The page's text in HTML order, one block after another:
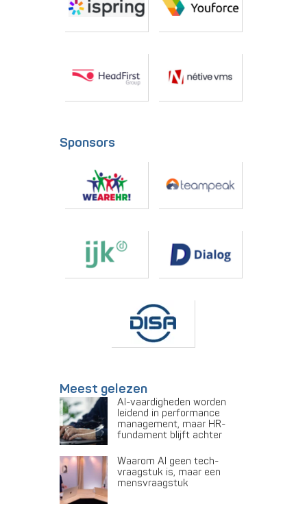
Sponsors
Meest gelezen
AI-vaardigheden worden
leidend in performance
management, maar HR-
fundament blijft achter
Waarom AI geen tech-
vraagstuk is, maar een
mensvraagstuk